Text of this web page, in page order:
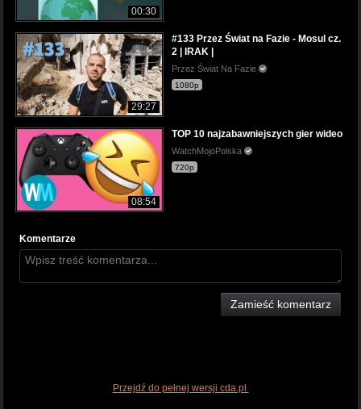
00:30
29:27
#133 Przez Świat na Fazie - Mosul cz.
2 | IRAK |
Przez Świat Na Fazie
1080p
08:54
TOP 10 najzabawniejszych gier wideo
WatchMojoPolska
720p
Komentarze
Zamieść komentarz
Przejdź do pełnej wersji cda.pl